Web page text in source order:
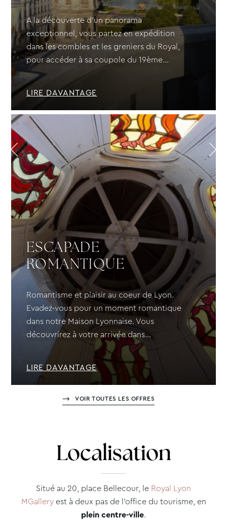
A la découverte d'un panorama
exceptionnel, vous partez en expédition
dans les combles et les greniers du Royal,
pour accéder à sa coupole du 19ème...
LIRE DAVANTAGE
ESCAPADE
ROMANTIQUE
Romantisme et plaisir au coeur de Lyon.
Evadez-vous pour un moment romantique
dans notre Maison Lyonnaise. Vous
découvrirez à votre arrivée dans...
LIRE DAVANTAGE
VOIR TOUTES LES OFFRES
Localisation
Situé au 20, place Bellecour, le Royal Lyon
MGalleryest à deux pas de l’office du tourisme, en
plein centre-ville.